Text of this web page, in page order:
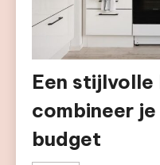
Een stijlvolle
combineer
budget